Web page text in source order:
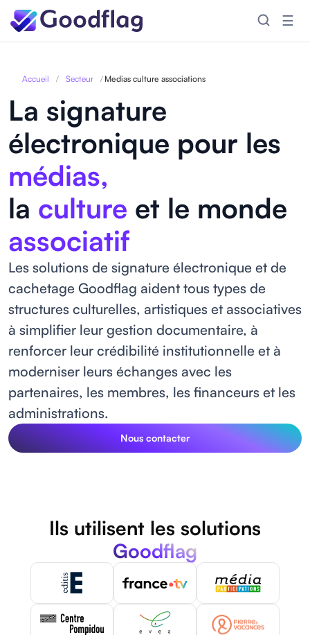
☰
Accueil / Secteur / Medias culture associations
La signature
électronique pour les
médias,
la culture et le monde
associatif
Les solutions de signature électronique et de
cachetage Goodflag aident tous types de
structures culturelles, artistiques et associatives
à simplifier leur gestion documentaire, à
renforcer leur crédibilité institutionnelle et à
moderniser leurs échanges avec les
partenaires, les membres, les financeurs et les
administrations.
Nous contacter
Ils utilisent les solutions
Goodflag